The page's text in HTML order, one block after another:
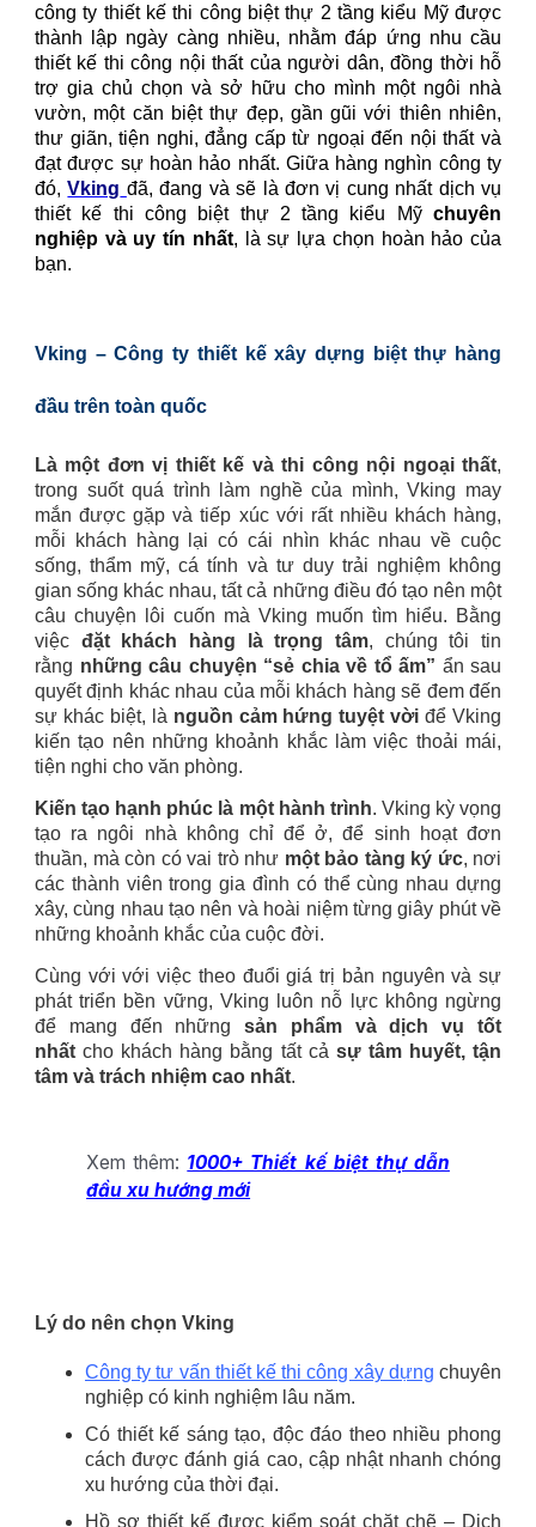
công ty thiết kế thi công biệt thự 2 tầng kiểu Mỹ được
thành lập ngày càng nhiều, nhằm đáp ứng nhu cầu
thiết kế thi công nội thất của người dân, đồng thời hỗ
trợ gia chủ chọn và sở hữu cho mình một ngôi nhà
vườn, một căn biệt thự đẹp, gần gũi với thiên nhiên,
thư giãn, tiện nghi, đẳng cấp từ ngoại đến nội thất và
đạt được sự hoàn hảo nhất. Giữa hàng nghìn công ty
đó,Vking đã, đang và sẽ là đơn vị cung nhất dịch vụ
thiết kế thi công biệt thự 2 tầng kiểu Mỹ chuyên
nghiệp và uy tín nhất, là sự lựa chọn hoàn hảo của
bạn.
Vking – Công ty thiết kế xây dựng biệt thự hàng
đầu trên toàn quốc
Là một đơn vị thiết kế và thi công nội ngoại thất,
trong suốt quá trình làm nghề của mình, Vking may
mắn được gặp và tiếp xúc với rất nhiều khách hàng,
mỗi khách hàng lại có cái nhìn khác nhau về cuộc
sống, thẩm mỹ, cá tính và tư duy trải nghiệm không
gian sống khác nhau, tất cả những điều đó tạo nên một
câu chuyện lôi cuốn mà Vking muốn tìm hiểu. Bằng
việc đặt khách hàng là trọng tâm, chúng tôi tin
rằng những câu chuyện “sẻ chia về tổ ấm” ẩn sau
quyết định khác nhau của mỗi khách hàng sẽ đem đến
sự khác biệt, là nguồn cảm hứng tuyệt vời để Vking
kiến tạo nên những khoảnh khắc làm việc thoải mái,
tiện nghi cho văn phòng.
Kiến tạo hạnh phúc là một hành trình. Vking kỳ vọng
tạo ra ngôi nhà không chỉ để ở, để sinh hoạt đơn
thuần, mà còn có vai trò như một bảo tàng ký ức, nơi
các thành viên trong gia đình có thể cùng nhau dựng
xây, cùng nhau tạo nên và hoài niệm từng giây phút về
những khoảnh khắc của cuộc đời.
Cùng với với việc theo đuổi giá trị bản nguyên và sự
phát triển bền vững, Vking luôn nỗ lực không ngừng
để mang đến nhữngsản phẩm và dịch vụ tốt
nhất cho khách hàng bằng tất cả sự tâm huyết, tận
tâm và trách nhiệm cao nhất.
Xem thêm: 1000+ Thiết kế biệt thự dẫn
đầu xu hướng mới
Lý do nên chọn Vking
Công ty tư vấn thiết kế thi công xây dựng chuyên
nghiệp có kinh nghiệm lâu năm.
Có thiết kế sáng tạo, độc đáo theo nhiều phong
cách được đánh giá cao, cập nhật nhanh chóng
xu hướng của thời đại.
Hồ sơ thiết kế được kiểm soát chặt chẽ – Dịch